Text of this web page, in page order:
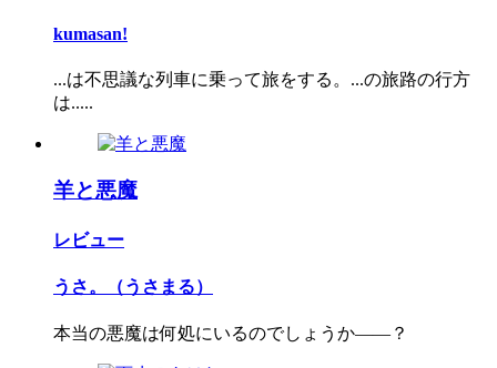
kumasan!
...は不思議な列車に乗って旅をする。...の旅路の行方
は.....
羊と悪魔
レビュー
うさ。（うさまる）
本当の悪魔は何処にいるのでしょうか――？